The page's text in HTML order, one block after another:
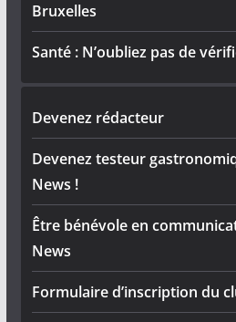
Bruxelles
Santé : N’oubliez pas de
Devenez rédacteur
Devenez testeur
News !
Être bénévole en
News
Formulaire d’inscription du